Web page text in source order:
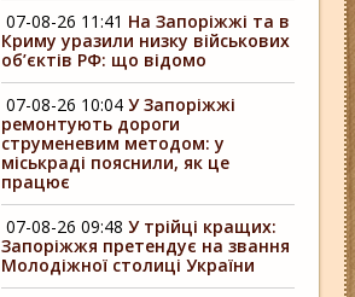
07-08-26 11:41 На Запоріжжі та в
Криму уразили низку військових
об’єктів РФ: що відомо
07-08-26 10:04 У Запоріжжі
ремонтують дороги
струменевим методом: у
міськраді пояснили, як це
працює
07-08-26 09:48 У трійці кращих:
Запоріжжя претендує на звання
Молодіжної столиці України